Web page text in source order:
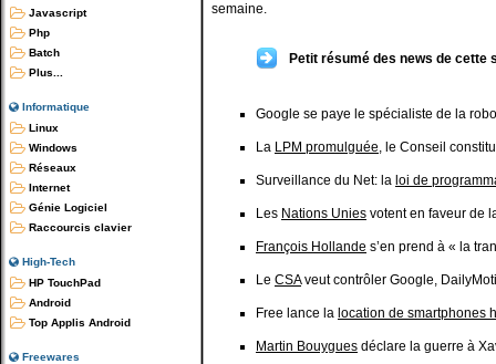
Javascript
Php
Batch
Plus...
Informatique
Linux
Windows
Réseaux
Internet
Génie Logiciel
Raccourcis clavier
High-Tech
HP TouchPad
Android
Top Applis Android
Freewares
semaine.
Petit résumé des news de cette
Google se paye le spécialiste de la
La LPM promulguée, le Conseil
Surveillance du Net: la loi de
Les Nations Unies votent en faveur de
François Hollande s’en prend à « la
Le CSAveut contrôler Google,
Free lance la location de smartphones
Martin Bouygues déclare la guerre à